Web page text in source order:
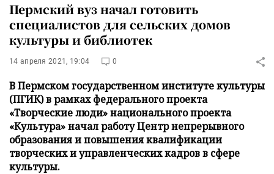
Пермский вуз начал готовить
специалистов для сельских домов
культуры и библиотек
14 апреля 2021, 19:04 0
В Пермском государственном институте культуры
(ПГИК) в рамках федерального проекта
«Творческие люди» национального проекта
«Культура» начал работу Центр непрерывного
образования и повышения квалификации
творческих и управленческих кадров в сфере
культуры.